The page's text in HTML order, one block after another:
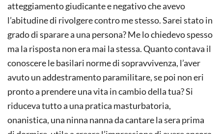
atteggiamento giudicante e negativo che avevo
l’abitudine di rivolgere contro me stesso. Sarei stato in
grado di sparare a una persona? Me lo chiedevo spesso
ma la risposta non era mai la stessa. Quanto contava il
conoscere le basilari norme di sopravvivenza, l’aver
avuto un addestramento paramilitare, se poi non eri
pronto a prendere una vita in cambio della tua? Si
riduceva tutto a una pratica masturbatoria,
onanistica, una ninna nanna da cantare la sera prima